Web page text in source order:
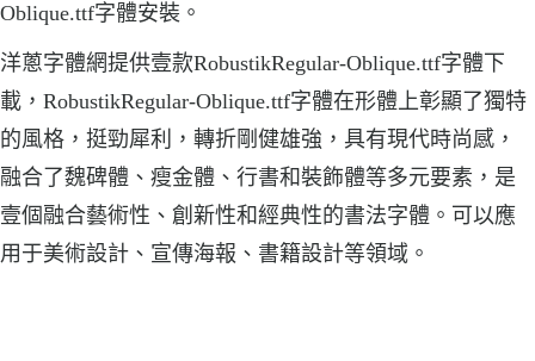
Oblique.ttf字體安裝。
洋蔥字體網提供壹款RobustikRegular-Oblique.ttf字體下
載，RobustikRegular-Oblique.ttf字體在形體上彰顯了獨特
的風格，挺勁犀利，轉折剛健雄強，具有現代時尚感，
融合了魏碑體、瘦金體、行書和裝飾體等多元要素，是
壹個融合藝術性、創新性和經典性的書法字體。可以應
用于美術設計、宣傳海報、書籍設計等領域。